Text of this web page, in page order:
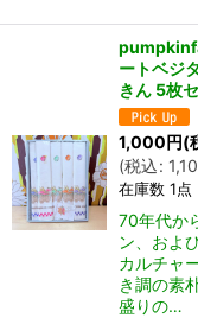
ートベジ
きん 5枚
1,000円(
(税込:
在庫数 1点
70年代か
ン、およ
カルチャ
き調の素
盛りの…